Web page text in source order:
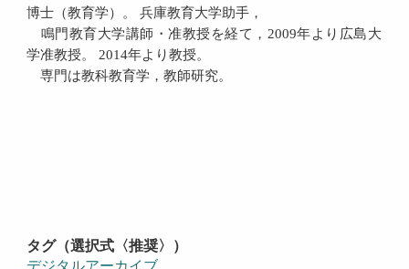
博士（教育学）。 兵庫教育大学助手，
鳴門教育大学講師・准教授を経て，2009年より広島大
学准教授。 2014年より教授。
専門は教科教育学，教師研究。
タグ（選択式〈推奨〉）
デジタルアーカイブ